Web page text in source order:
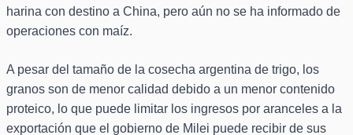
harina con destino a China, pero aún no se ha informado de
operaciones con maíz.
A pesar del tamaño de la cosecha argentina de trigo, los
granos son de menor calidad debido a un menor contenido
proteico, lo que puede limitar los ingresos por aranceles a la
exportación que el gobierno de Milei puede recibir de sus